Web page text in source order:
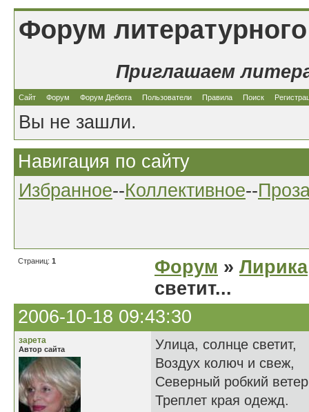
Форум
Приглашаем
Сайт Форум Форум Дебюта Пользователи Правила Поиск
Вы не зашли.
Навигация по сайту
Избранное--Коллективное--
Страниц: 1 Форум » Лирика
светит...
2006-10-18 09:43:30
зарета
Автор сайта
Улица, солнце светит,
Воздух колюч и свеж,
Северный робкий ветер
Треплет края одежд.